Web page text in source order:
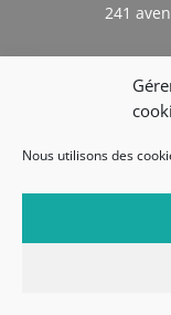
Nous utilisons des
241